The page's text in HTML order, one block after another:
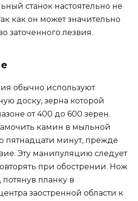
станок настоятельно не
как он может значительно
заточенного лезвия.
обычно используют
доску, зерна которой
от 400 до 600 зерен.
камин в мыльной
пятнадцати минут, прежде
Эту манипуляцию следует
при обострении. Нож
потянув планку в
заостренной области к